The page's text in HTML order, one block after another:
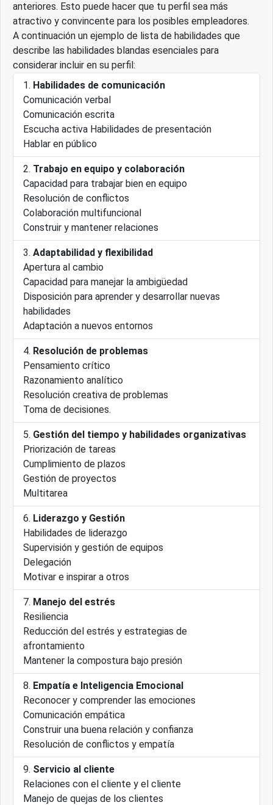
anteriores. Esto puede hacer que tu perfil sea más
atractivo y convincente para los posibles empleadores.
A continuación un ejemplo de lista de habilidades que
describe las habilidades blandas esenciales para
considerar incluir en su perfil:
Habilidades de comunicación
Comunicación verbal
Comunicación escrita
Escucha activa Habilidades de presentación
Hablar en público
Trabajo en equipo y colaboración
Capacidad para trabajar bien en equipo
Resolución de conflictos
Colaboración multifuncional
Construir y mantener relaciones
Adaptabilidad y flexibilidad
Apertura al cambio
Capacidad para manejar la ambigüedad
Disposición para aprender y desarrollar nuevas
habilidades
Adaptación a nuevos entornos
Resolución de problemas
Pensamiento crítico
Razonamiento analítico
Resolución creativa de problemas
Toma de decisiones.
Gestión del tiempo y habilidades organizativas
Priorización de tareas
Cumplimiento de plazos
Gestión de proyectos
Multitarea
Liderazgo y Gestión
Habilidades de liderazgo
Supervisión y gestión de equipos
Delegación
Motivar e inspirar a otros
Manejo del estrés
Resiliencia
Reducción del estrés y estrategias de
afrontamiento
Mantener la compostura bajo presión
Empatía e Inteligencia Emocional
Reconocer y comprender las emociones
Comunicación empática
Construir una buena relación y confianza
Resolución de conflictos y empatía
Servicio al cliente
Relaciones con el cliente y el cliente
Manejo de quejas de los clientes